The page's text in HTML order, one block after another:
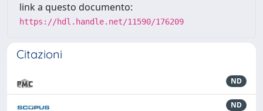
link a questo documento:
https://hdl.handle.net/11590/176209
Citazioni
ND
ND